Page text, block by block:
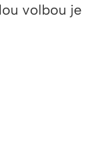
volbou je